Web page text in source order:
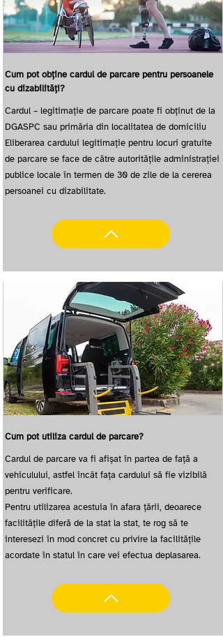
Cum pot obține cardul de parcare pentru persoanele
cu dizabilități?
Cardul – legitimație de parcare poate fi obținut de la
DGASPC sau primăria din localitatea de domiciliu
Eliberarea cardului legitimație pentru locuri gratuite
de parcare se face de către autoritățile administrației
publice locale în termen de 30 de zile de la cererea
persoanei cu dizabilitate.
Cum pot utiliza cardul de parcare?
Cardul de parcare va fi afișat în partea de față a
vehiculului, astfel încât fața cardului să fie vizibilă
pentru verificare.
Pentru utilizarea acestuia în afara țării, deoarece
facilitățile diferă de la stat la stat, te rog să te
interesezi în mod concret cu privire la facilitățile
acordate în statul în care vei efectua deplasarea.